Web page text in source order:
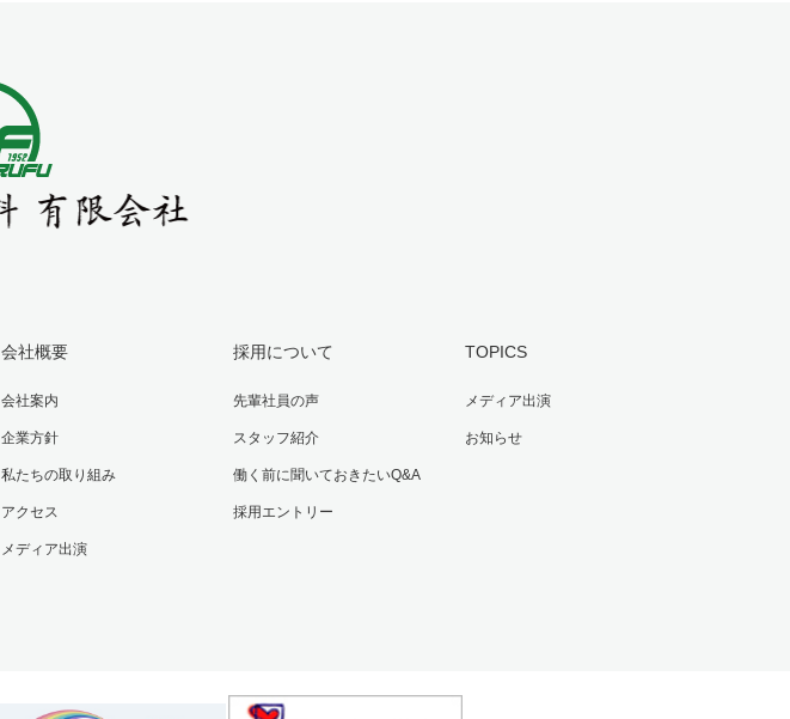
会社概要
会社案内
企業方針
私たちの取り組み
アクセス
メディア出演
採用について
先輩社員の声
スタッフ紹介
働く前に聞いておきたいQ&A
採用エントリー
TOPICS
メディア出演
お知らせ